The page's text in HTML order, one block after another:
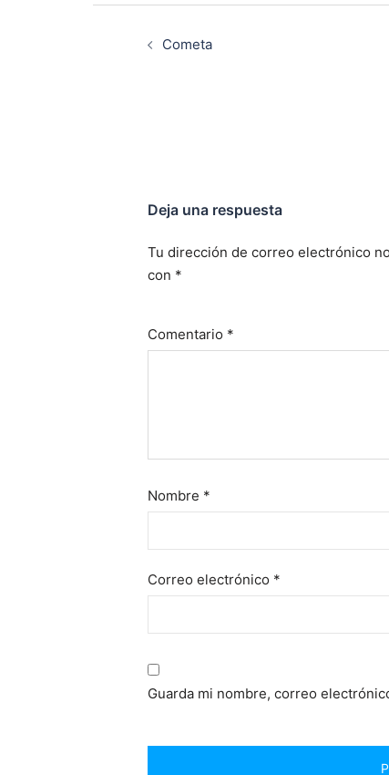
Cometa
Deja una respuesta
Tu dirección de correo electrónico
con *
Comentario *
Nombre *
Correo electrónico *
Guarda mi nombre, correo